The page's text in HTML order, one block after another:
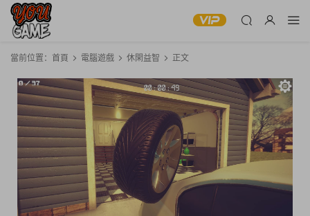
當前位置： 首頁 電腦遊戲 休閑益智 正文